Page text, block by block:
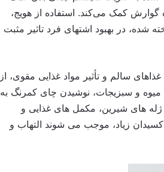
گوارش کمک می‌کند. استفاده از هویج،
در بهبود اشتهای فرد تاثیر مثبت
سالم و تأثیر مواد غذایی مقوی، از
از مواد غذایی مقوی در وعده های اصلی و میان وعده ها را لازم گردانده است.خوردن روزانه ۴ واحد میوه و سبزیجات، نوشیدن چای کمرنگ به
ژله های شیرین، مکمل های غذایی و
زیاد، موجب می شوند التهاب و